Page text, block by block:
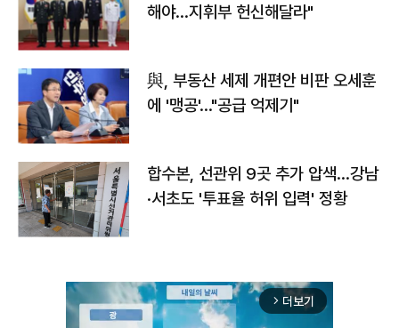
해야…지휘부 헌신해달라"
與, 부동산 세제 개편안 비판 오세훈
에 '맹공'…"공급 억제기"
합수본, 선관위 9곳 추가 압색…강남
·서초도 '투표율 허위 입력' 정황
arrow_forward_ios 더보기